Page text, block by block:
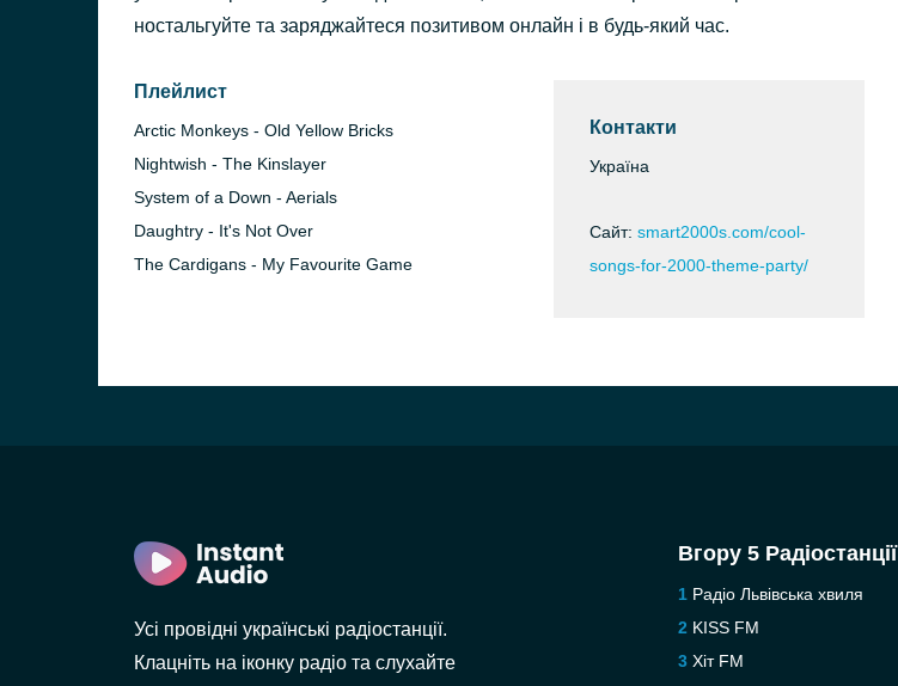
HouseMania
Bohdan Dovhaliuk
Bohdan Dovhaliuk
ностальгуйте та заряджайтеся позитивом онлайн і в будь-який час.
Плейлист
Arctic Monkeys - Old Yellow Bricks
Nightwish - The Kinslayer
System of a Down - Aerials
Daughtry - It's Not Over
The Cardigans - My Favourite Game
Контакти
Україна
Сайт: smart2000s.com/cool-
songs-for-2000-theme-party/
Усі провідні українські радіостанції.
Клацніть на іконку радіо та слухайте
Вгору 5 Радіостанції
Радіо Львівська хвиля
KISS FM
Хіт FM